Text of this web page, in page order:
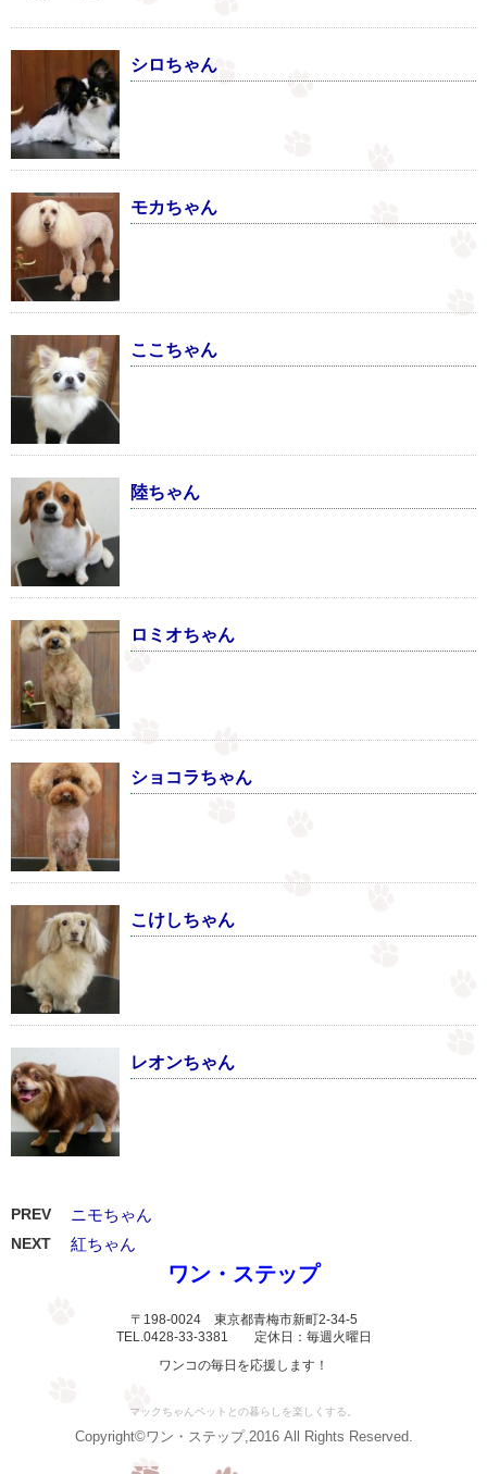
シロちゃん
モカちゃん
ここちゃん
陸ちゃん
ロミオちゃん
ショコラちゃん
こけしちゃん
レオンちゃん
PREV ニモちゃん
NEXT 紅ちゃん
ワン・ステップ
〒198-0024 東京都青梅市新町2-34-5
TEL.0428-33-3381 定休日：毎週火曜日
ワンコの毎日を応援します！
マックちゃんペットとの暮らしを楽しくする。
Copyright©ワン・ステップ,2016 All Rights Reserved.